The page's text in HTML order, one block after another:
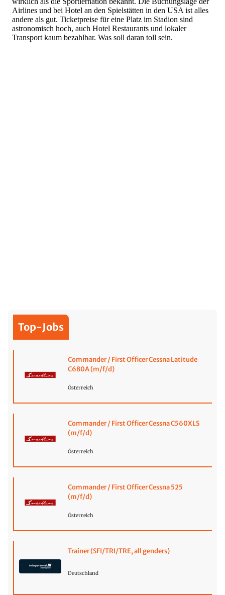
Top-Jobs
Commander / First Officer Cessna Latitude
C680A (m/f/d)
Österreich
Commander / First Officer Cessna C560XLS
(m/f/d)
Österreich
Commander / First Officer Cessna 525
(m/f/d)
Österreich
Trainer (SFI/TRI/TRE, all genders)
Deutschland